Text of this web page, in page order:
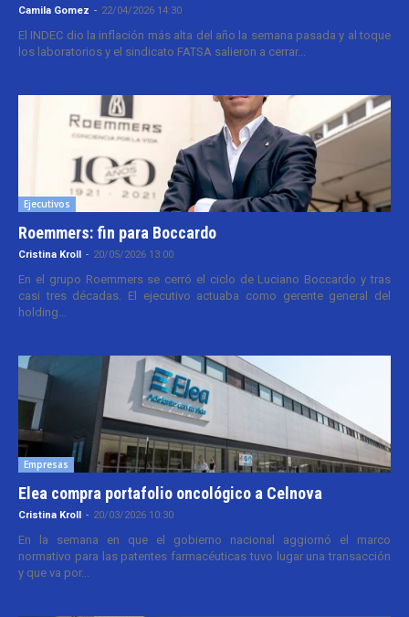
Camila Gomez - 22/04/2026 14:30
El INDEC dio la inflación más alta del año la semana pasada y al toque
los laboratorios y el sindicato FATSA salieron a cerrar...
Ejecutivos
Roemmers: fin para Boccardo
Cristina Kroll - 20/05/2026 13:00
En el grupo Roemmers se cerró el ciclo de Luciano Boccardo y tras
casi tres décadas. El ejecutivo actuaba como gerente general del
holding...
Empresas
Elea compra portafolio oncológico a Celnova
Cristina Kroll - 20/03/2026 10:30
En la semana en que el gobierno nacional aggiornó el marco
normativo para las patentes farmacéuticas tuvo lugar una transacción
y que va por...